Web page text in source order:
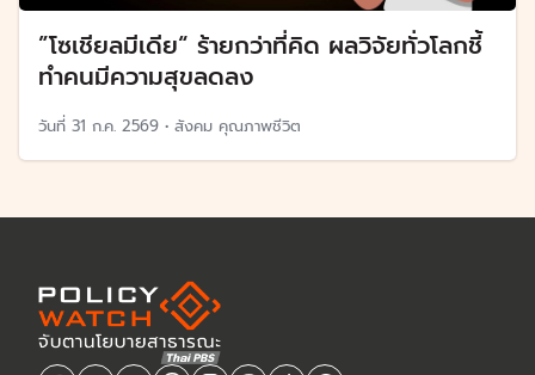
”โซเชียลมีเดีย“ ร้ายกว่าที่คิด ผลวิจัยทั่วโลกชี้
ทำคนมีความสุขลดลง
วันที่ 31 ก.ค. 2569 • สังคม คุณภาพชีวิต